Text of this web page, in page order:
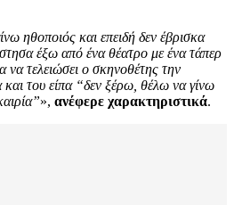
ηθοποιός και επειδή δεν έβρισκα
έξω από ένα θέατρο με ένα τάπερ
να τελειώσει ο σκηνοθέτης την
του είπα “δεν ξέρω, θέλω να γίνω
», ανέφερε χαρακτηριστικά.